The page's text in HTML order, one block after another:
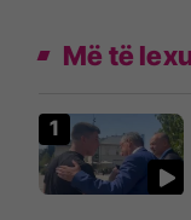
Më të